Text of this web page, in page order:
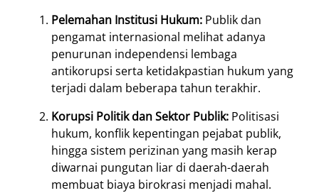
Pelemahan Institusi Hukum: Publik dan
pengamat internasional melihat adanya
penurunan independensi lembaga
antikorupsi serta ketidakpastian hukum yang
terjadi dalam beberapa tahun terakhir.
Korupsi Politik dan Sektor Publik: Politisasi
hukum, konflik kepentingan pejabat publik,
hingga sistem perizinan yang masih kerap
diwarnai pungutan liar di daerah-daerah
membuat biaya birokrasi menjadi mahal.